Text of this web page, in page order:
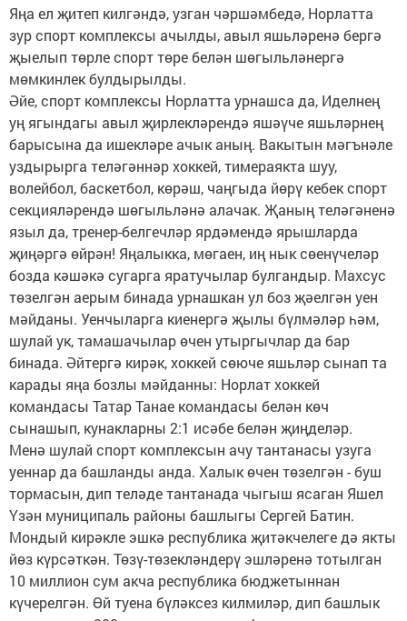
Яңа ел җитеп килгәндә, узган чәршәмбедә, Норлатта
зур спорт комплексы ачылды, авыл яшьләренә бергә
җыелып төрле спорт төре белән шөгыльләнергә
мөмкинлек булдырылды.
Әйе, спорт комплексы Норлатта урнашса да, Иделнең
уң ягындагы авыл җирлекләрендә яшәүче яшьләрнең
барысына да ишекләре ачык аның. Вакытын мәгънәле
уздырырга теләгәннәр хоккей, тимераякта шуу,
волейбол, баскетбол, көрәш, чаңгыда йөрү кебек спорт
секцияләрендә шөгыльләнә алачак. Җаның теләгәненә
языл да, тренер-белгечләр ярдәмендә ярышларда
җиңәргә өйрән! Яңалыкка, мөгаен, иң нык сөенүчеләр
бозда кәшәкә сугарга яратучылар булгандыр. Махсус
төзелгән аерым бинада урнашкан ул боз җәелгән уен
мәйданы. Уенчыларга киенергә җылы бүлмәләр һәм,
шулай ук, тамашачылар өчен утыргычлар да бар
бинада. Әйтергә кирәк, хоккей сөюче яшьләр сынап та
карады яңа бозлы мәйданны: Норлат хоккей
командасы Татар Танае командасы белән көч
сынашып, кунакларны 2:1 исәбе белән җиңделәр.
Менә шулай спорт комплексын ачу тантанасы узуга
уеннар да башланды анда. Халык өчен төзелгән - буш
тормасын, дип теләде тантанада чыгыш ясаган Яшел
Үзән муниципаль районы башлыгы Сергей Батин.
Мондый кирәкле эшкә республика җитәкчелеге дә якты
йөз күрсәткән. Төзү-төзекләндерү эшләренә тотылган
10 миллион сум акча республика бюджетыннан
күчерелгән. Өй туена бүләксез килмиләр, дип башлык